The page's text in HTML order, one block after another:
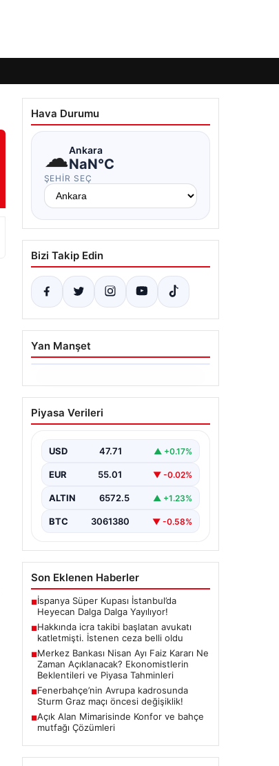
Hava Durumu
☁Ankara
NaN°C
ŞEHIR SEÇ
Bizi Takip Edin
Yan Manşet
06.08.2026
Hakkında icra takibi
başlatan avukatı
belli oldu
{“title”: “İcra Takibine Zarar Verme
Nedeniyle Avukata Yönelik Silahlı
“content”:…
Piyasa Verileri
USD 47.71 ▲ +0.17%
EUR 55.01 ▼ -0.02%
ALTIN 6572.5 ▲ +1.23%
BTC 3061380 ▼ -0.58%
Son Eklenen Haberler
■İspanya Süper Kupası İstanbul’da
Heyecan Dalga Dalga Yayılıyor!
■Hakkında icra takibi başlatan avukatı
katletmişti. İstenen ceza belli oldu
■Merkez Bankası Nisan Ayı Faiz Kararı Ne
Zaman Açıklanacak? Ekonomistlerin
Beklentileri ve Piyasa Tahminleri
■Fenerbahçe’nin Avrupa kadrosunda
Sturm Graz maçı öncesi değişiklik!
■Açık Alan Mimarisinde Konfor ve bahçe
mutfağı Çözümleri